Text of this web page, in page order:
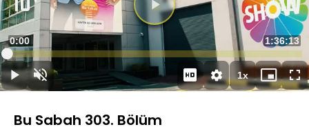
DuraklatSesi
Aç
Süre
0:00 Toplam
Süre
1:36:13
Yüklendi:
0.17%
1xOynatma
Hızı
Mini
oynatıcı
Bu Sabah 303. Bölüm